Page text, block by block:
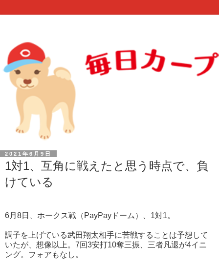
2021年6月9日
1対1、互角に戦えたと思う時点で、負
けている
6月8日、ホークス戦（PayPayドーム）、1対1。
調子を上げている武田翔太相手に苦戦することは予想して
いたが、想像以上。7回3安打10奪三振、三者凡退が4イニ
ング。フォアもなし。